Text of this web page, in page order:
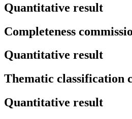
Quantitative result
Completeness
Quantitative result
Thematic classification
Quantitative result